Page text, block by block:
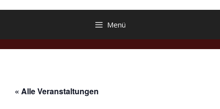
Menü
« Alle Veranstaltungen